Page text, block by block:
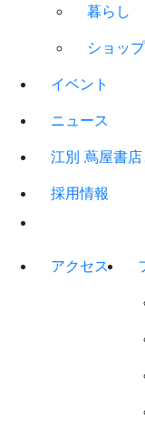
暮らし
ショッ
イベント
ニュース
江別 蔦屋書店
採用情報
アクセス